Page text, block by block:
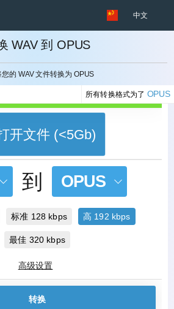
中文
WAV 到 OPUS
您的 WAV 文件转换为 OPUS
所有转换格式为了 OPUS
取消
开文件 (<5Gb)
到 OPUS
标准 128 kbps 高 192 kbps
最佳 320 kbps
高级设置
转换